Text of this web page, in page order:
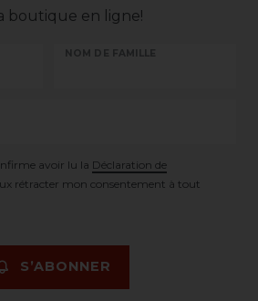
boutique en ligne!
NOM DE FAMILLE
avoir lu la Déclaration de
rétracter mon consentement à tout
S’ABONNER